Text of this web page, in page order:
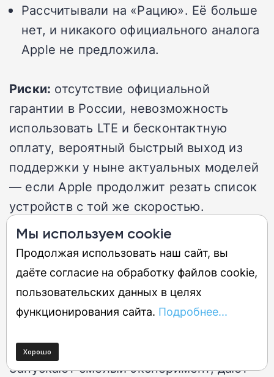
Рассчитывали на «Рацию». Её больше
нет, и никакого официального аналога
Apple не предложила.
Риски: отсутствие официальной
гарантии в России, невозможность
использовать LTE и бесконтактную
оплату, вероятный быстрый выход из
поддержки у ныне актуальных моделей
— если Apple продолжит резать список
устройств с той же скоростью.
Прагматизм без
сантиментов
История «Рации» — это, в общем-то,
компании работают с идеями.
Запускают смелый эксперимент, дают
Мы используем cookie
Продолжая использовать наш сайт, вы
даёте согласие на обработку файлов cookie,
пользовательских данных в целях
функционирования сайта. Подробнее...